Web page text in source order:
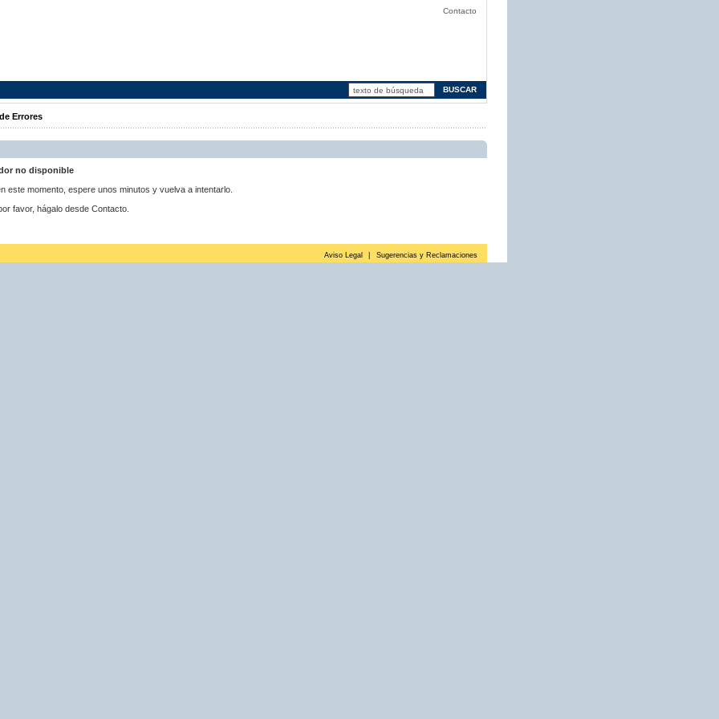
Contacto
Errores
no disponible
este momento, espere unos minutos y vuelva a intentarlo.
favor, hágalo desde Contacto.
Aviso Legal Sugerencias y Reclamaciones